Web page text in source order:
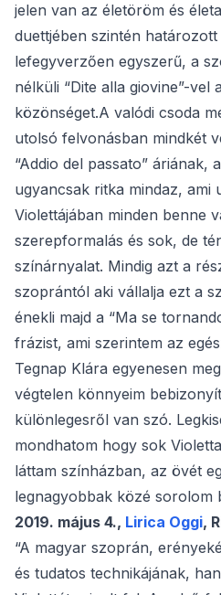
jelen van az életöröm és
duettjében szintén határozott
lefegyverzően egyszerű, a
nélküli “Dite alla giovine”-vel
közönséget.A valódi csoda
utolsó felvonásban mindkét
“Addio del passato” áriának,
ugyancsak ritka mindaz, ami
Violettájában minden benne
szerepformalás és sok, de
színárnyalat. Mindig azt a
szoprántól aki vállalja ezt a
énekli majd a “Ma se
frázist, ami szerintem az
Tegnap Klára egyenesen
végtelen könnyeim
különlegesről van szó.
mondhatom hogy sok
láttam színházban, az övét
legnagyobbak közé sorolom
2019. május 4., Lirica Oggi,
“A magyar szoprán,
és tudatos technikájának,